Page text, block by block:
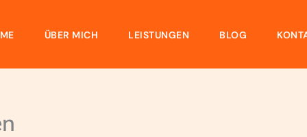
ÜBER MICH LEISTUNGEN BLOG